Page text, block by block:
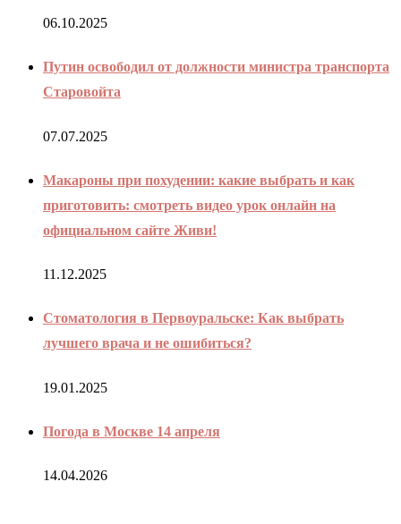
06.10.2025
Путин освободил от должности министра транспорта
Старовойта
07.07.2025
Макароны при похудении: какие выбрать и как
приготовить: смотреть видео урок онлайн на
официальном сайте Живи!
11.12.2025
Стоматология в Первоуральске: Как выбрать
лучшего врача и не ошибиться?
19.01.2025
Погода в Москве 14 апреля
14.04.2026